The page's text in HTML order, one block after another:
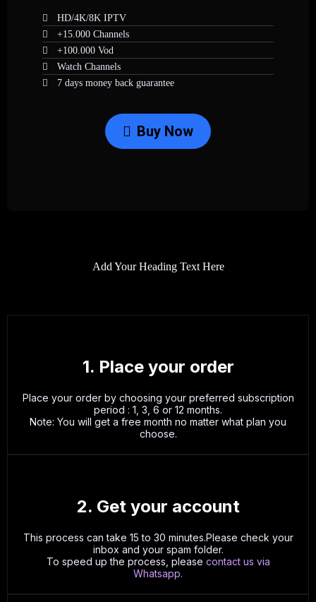
HD/4K/8K IPTV
+15.000 Channels
+100.000 Vod
Watch Channels
7 days money back guarantee
Buy Now
Add Your Heading Text Here
1. Place your order
Place your order by choosing your preferred subscription
period : 1, 3, 6 or 12 months.
Note: You will get a free month no matter what plan you
choose.
2. Get your account
This process can take 15 to 30 minutes.Please check your
inbox and your spam folder.
To speed up the process, please contact us via
Whatsapp.